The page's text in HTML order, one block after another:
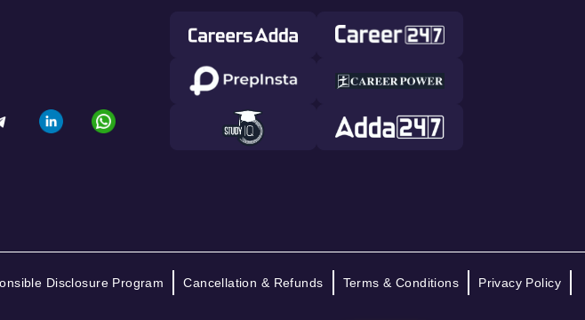
Disclosure Program Cancellation & Refunds Terms & Conditions Privacy Policy